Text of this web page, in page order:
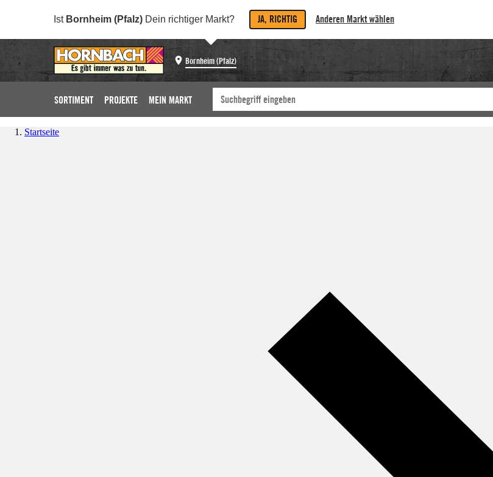
Ist Bornheim (Pfalz) Dein richtiger Markt? JA, RICHTIG Anderen Markt wählen
Bornheim (Pfalz)
SORTIMENT PROJEKTE MEIN MARKT
Startseite